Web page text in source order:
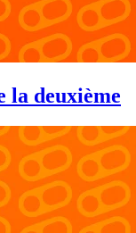
la deuxième